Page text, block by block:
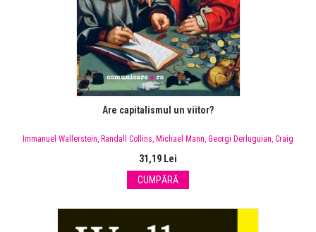
Are capitalismul un viitor?
Immanuel Wallerstein, Randall Collins, Michael Mann, Georgi Derluguian, Craig
31,19 Lei
CUMPĂRĂ